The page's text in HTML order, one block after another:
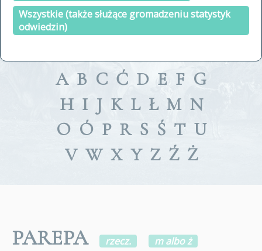
Wszystkie (także służące gromadzeniu statystyk
odwiedzin)
a fronte
a tergo
A B C Ć D E F G
H I J K L Ł M N
O Ó P R S Ś T U
V W X Y Z Ź Ż
PAREPA rzecz.
m albo ż